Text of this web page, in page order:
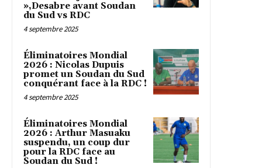
»,Desabre avant Soudan
du Sud vs RDC
4 septembre 2025
Éliminatoires Mondial
2026 : Nicolas Dupuis
promet un Soudan du Sud
conquérant face à la RDC !
4 septembre 2025
Éliminatoires Mondial
2026 : Arthur Masuaku
suspendu, un coup dur
pour la RDC face au
Soudan du Sud !